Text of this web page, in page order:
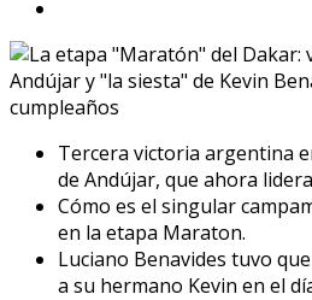
Tercera victoria argentina
de Andújar, que ahora
Cómo es el singular
en la etapa Maraton.
Luciano Benavides tuvo
a su hermano Kevin en el